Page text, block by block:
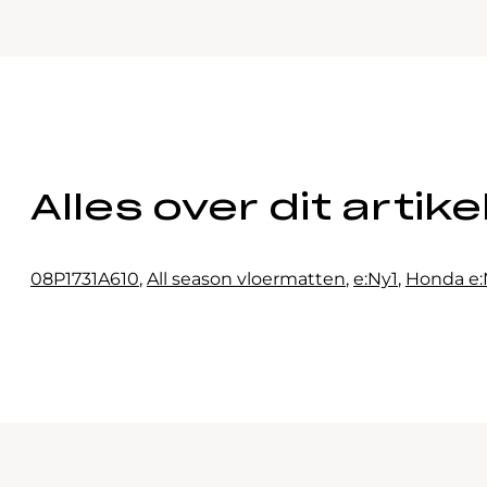
Alles over dit artikel
08P1731A610, All season vloermatten, e:Ny1, Honda